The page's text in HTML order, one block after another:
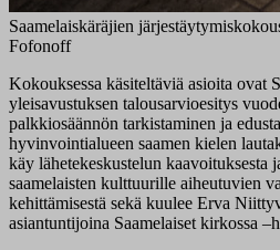
Saamelaiskäräjien
Fofonoff
Kokouksessa käsiteltäviä asioita ovat
yleisavustuksen talousarvioesitys
palkkiosäännön tarkistaminen ja
hyvinvointialueen saamen kielen
käy lähetekeskustelun kaavoituksesta
saamelaisten kulttuurille aiheutuvien
kehittämisestä sekä kuulee Erva
asiantuntijoina Saamelaiset kirkossa